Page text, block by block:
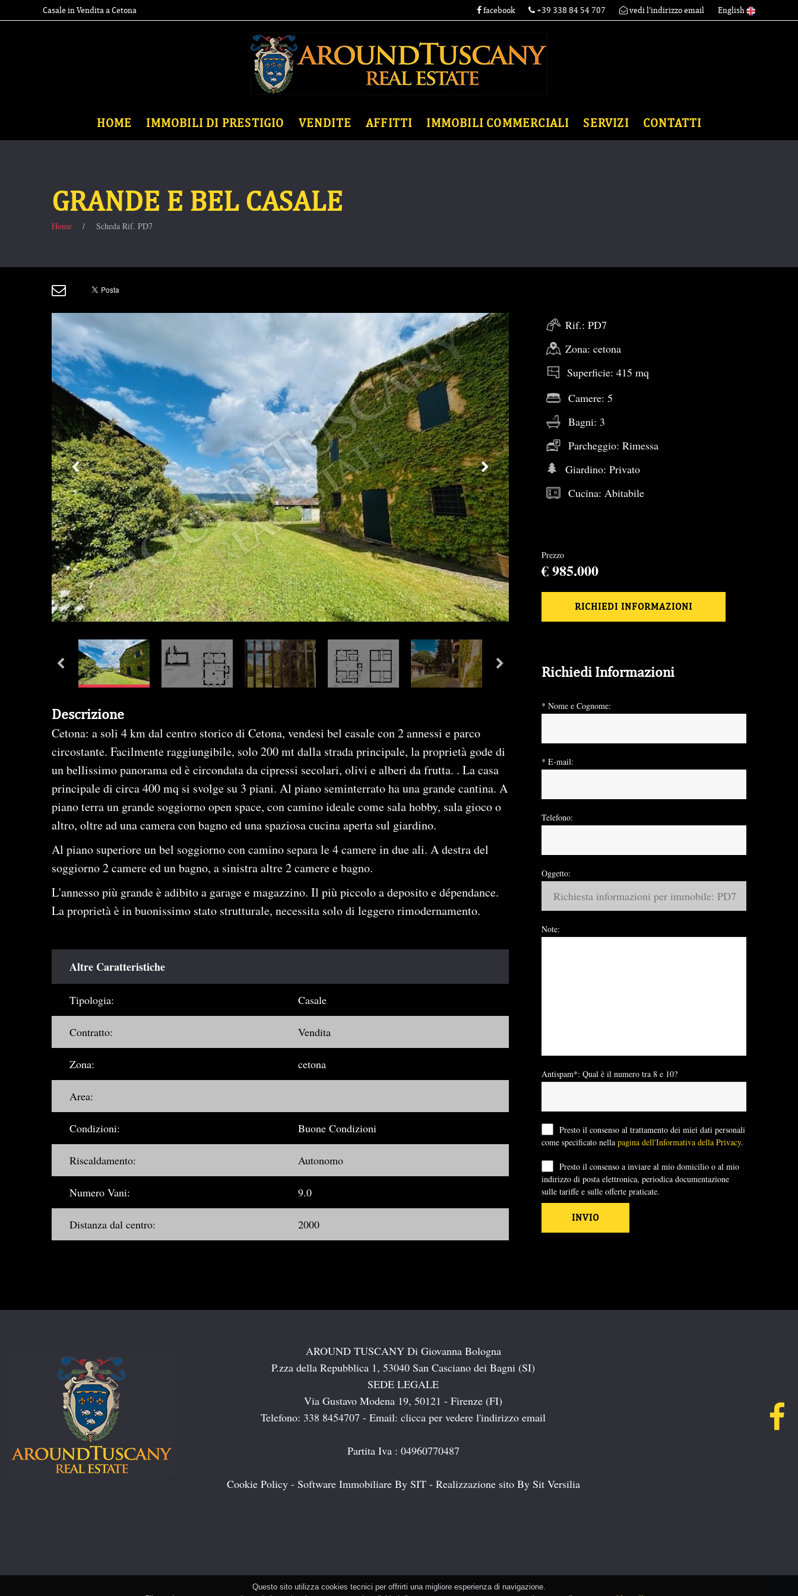
Casale in Vendita a Cetona facebook +39 338 84 54 707 vedi l'indirizzo email English
HOME IMMOBILI DI PRESTIGIO VENDITE AFFITTI IMMOBILI COMMERCIALI SERVIZI CONTATTI
GRANDE E BEL CASALE
Home Scheda Rif. PD7
Descrizione
Cetona: a soli 4 km dal centro storico di Cetona, vendesi bel casale con 2 annessi e parco
circostante. Facilmente raggiungibile, solo 200 mt dalla strada principale, la proprietà gode di
un bellissimo panorama ed è circondata da cipressi secolari, olivi e alberi da frutta. . La casa
principale di circa 400 mq si svolge su 3 piani. Al piano seminterrato ha una grande cantina. A
piano terra un grande soggiorno open space, con camino ideale come sala hobby, sala gioco o
altro, oltre ad una camera con bagno ed una spaziosa cucina aperta sul giardino.
Al piano superiore un bel soggiorno con camino separa le 4 camere in due ali. A destra del
soggiorno 2 camere ed un bagno, a sinistra altre 2 camere e bagno.
L'annesso più grande è adibito a garage e magazzino. Il più piccolo a deposito e dépendance.
La proprietà è in buonissimo stato strutturale, necessita solo di leggero rimodernamento.
Altre Caratteristiche
Tipologia: Casale
Contratto: Vendita
Zona: cetona
Area:
Condizioni: Buone Condizioni
Riscaldamento: Autonomo
Numero Vani: 9.0
Distanza dal centro: 2000
Rif.: PD7
Zona: cetona
Superficie: 415 mq
Camere: 5
Bagni: 3
Parcheggio: Rimessa
Giardino: Privato
Cucina: Abitabile
Prezzo
€ 985.000
RICHIEDI INFORMAZIONI
Richiedi Informazioni
* Nome e Cognome:
* E-mail:
Telefono:
Oggetto:
Note:
Antispam*: Qual è il numero tra 8 e 10?
Presto il consenso al trattamento dei miei dati personali
come specificato nella pagina dell'Informativa della Privacy.
Presto il consenso a inviare al mio domicilio o al mio
indirizzo di posta elettronica, periodica documentazione
sulle tariffe e sulle offerte praticate.
INVIO
AROUND TUSCANY Di Giovanna Bologna
P.zza della Repubblica 1, 53040 San Casciano dei Bagni (SI)
SEDE LEGALE
Via Gustavo Modena 19, 50121 - Firenze (FI)
Telefono: 338 8454707 - Email: clicca per vedere l'indirizzo email
Partita Iva : 04960770487
Cookie Policy- Software Immobiliare By SIT- Realizzazione sito By Sit Versilia
Questo sito utilizza cookies tecnici per offrirti una migliore esperienza di navigazione.